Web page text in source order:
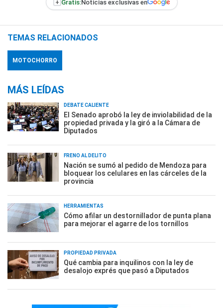
+ Gratis:Noticias exclusivas en
TEMAS RELACIONADOS
MOTOCHORRO
MÁS LEÍDAS
DEBATE CALIENTE
El Senado aprobó la ley de inviolabilidad de la
propiedad privada y la giró a la Cámara de
Diputados
FRENO AL DELITO
Nación se sumó al pedido de Mendoza para
bloquear los celulares en las cárceles de la
provincia
HERRAMIENTAS
Cómo afilar un destornillador de punta plana
para mejorar el agarre de los tornillos
PROPIEDAD PRIVADA
Qué cambia para inquilinos con la ley de
desalojo exprés que pasó a Diputados